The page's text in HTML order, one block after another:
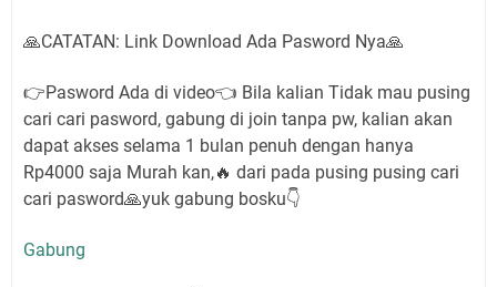
🙏CATATAN: Link Download Ada Pasword Nya🙏
👉Pasword Ada di video👈 Bila kalian Tidak mau pusing
cari cari pasword, gabung di join tanpa pw, kalian akan
dapat akses selama 1 bulan penuh dengan hanya
Rp4000 saja Murah kan,🔥 dari pada pusing pusing cari
cari pasword🙏yuk gabung bosku👇
Gabung